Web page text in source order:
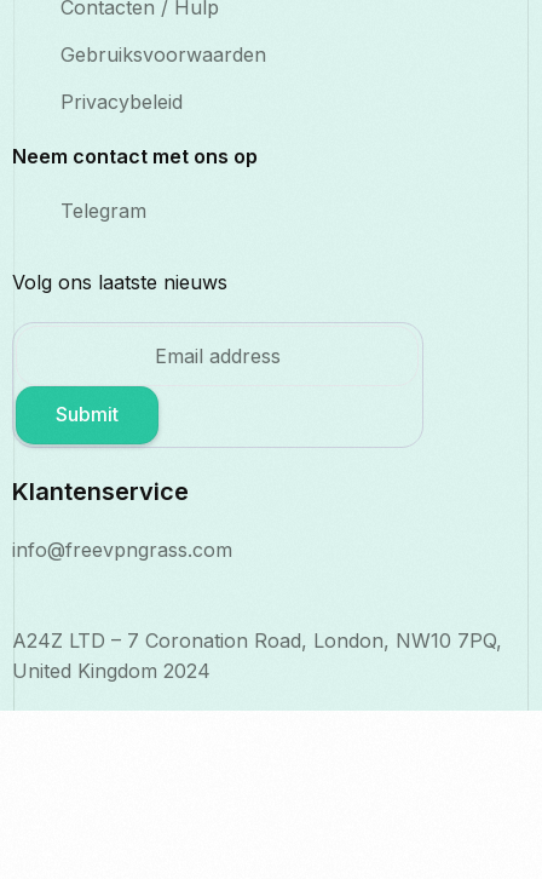
Contacten / Hulp
Gebruiksvoorwaarden
Privacybeleid
Neem contact met ons op
Telegram
Volg ons laatste nieuws
Submit
Klantenservice
info@freevpngrass.com
A24Z LTD – 7 Coronation Road, London, NW10 7PQ,
United Kingdom 2024